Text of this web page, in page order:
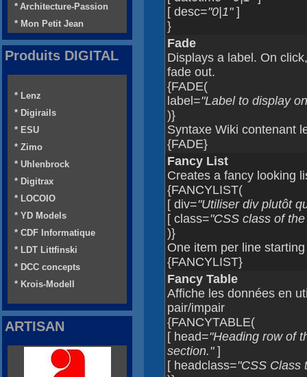
[ desc="0|1"]
}
Fade
Displays a label. On
fade out.
{FADE(
label="Label to display
)}
Syntaxe Wiki contenant
{FADE}
Fancy List
Creates a fancy looking
{FANCYLIST(
[ div="Utiliser div plutôt
[ class="CSS class of
)}
One item per line
{FANCYLIST}
Fancy Table
Affiche les données en
pair/impair
{FANCYTABLE(
[ head="Heading row of
section."]
[ headclass="CSS Class
* Architecture-Passion
* Mon Petit Jean
Produits DIGITAL
* Lenz
* Digirails
* ESU
* Zimo
* Uhlenbrock
* Digitrax
* LOCOIO
* YD Models
* CDF Informatique
* LDT Littfinski
* DCC concepts
* Krois-Modell
ARTISAN